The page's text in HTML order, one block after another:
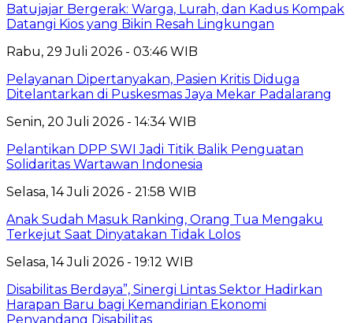
Batujajar Bergerak: Warga, Lurah, dan Kadus Kompak
Datangi Kios yang Bikin Resah Lingkungan
Rabu, 29 Juli 2026 - 03:46 WIB
Pelayanan Dipertanyakan, Pasien Kritis Diduga
Ditelantarkan di Puskesmas Jaya Mekar Padalarang
Senin, 20 Juli 2026 - 14:34 WIB
Pelantikan DPP SWI Jadi Titik Balik Penguatan
Solidaritas Wartawan Indonesia
Selasa, 14 Juli 2026 - 21:58 WIB
Anak Sudah Masuk Ranking, Orang Tua Mengaku
Terkejut Saat Dinyatakan Tidak Lolos
Selasa, 14 Juli 2026 - 19:12 WIB
Disabilitas Berdaya”, Sinergi Lintas Sektor Hadirkan
Harapan Baru bagi Kemandirian Ekonomi
Penyandang Disabilitas